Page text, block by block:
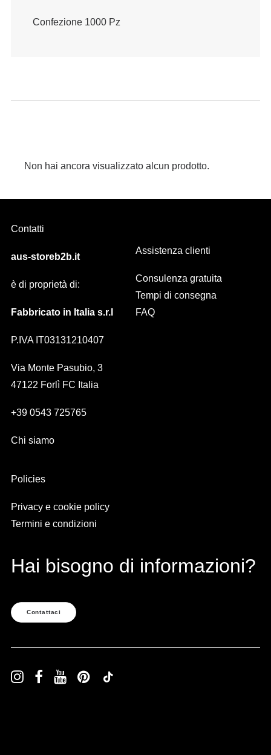
Confezione 1000 Pz
Non hai ancora visualizzato alcun prodotto.
Contatti
aus-storeb2b.it
è di proprietà di:
Fabbricato in Italia s.r.l
P.IVA IT03131210407
Via Monte Pasubio, 3
47122 Forlì FC Italia
+39 0543 725765
Chi siamo
Assistenza clienti
Consulenza gratuita
Tempi di consegna
FAQ
Policies
Privacy e cookie policy
Termini e condizioni
Hai bisogno di informazioni?
Contattaci